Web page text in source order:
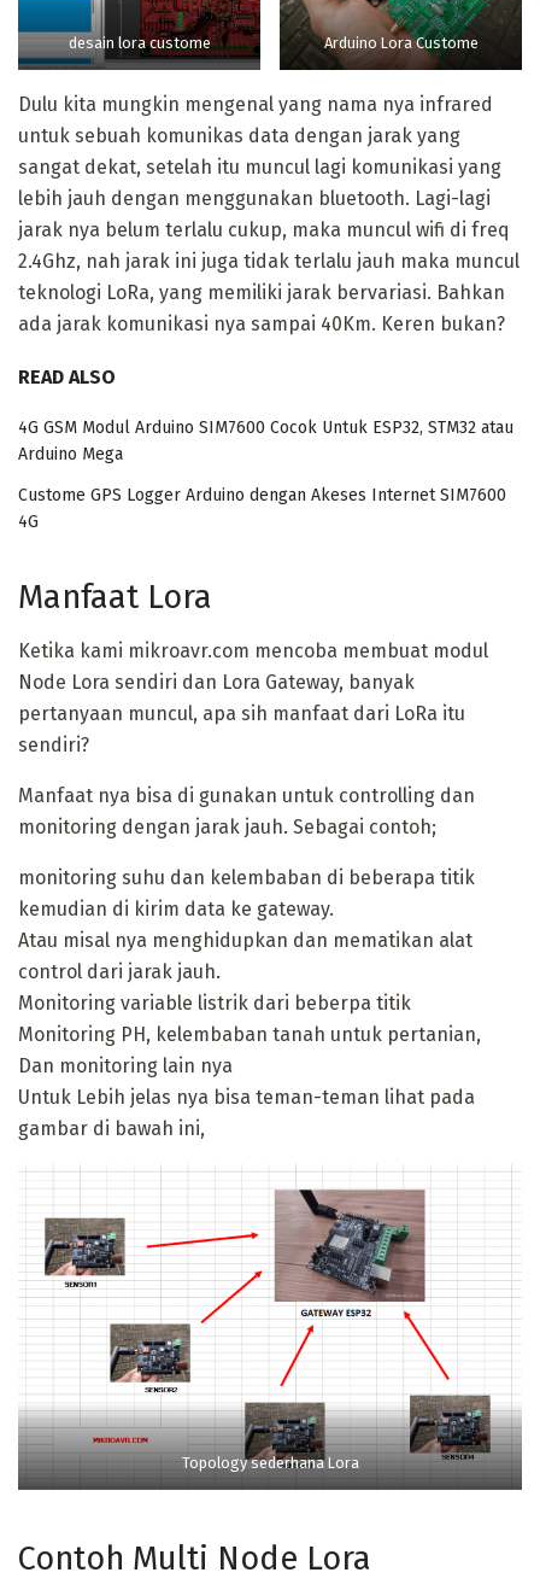
desain lora custome Arduino Lora Custome
Dulu kita mungkin mengenal yang nama nya infrared
untuk sebuah komunikas data dengan jarak yang
sangat dekat, setelah itu muncul lagi komunikasi yang
lebih jauh dengan menggunakan bluetooth. Lagi-lagi
jarak nya belum terlalu cukup, maka muncul wifi di freq
2.4Ghz, nah jarak ini juga tidak terlalu jauh maka muncul
teknologi LoRa, yang memiliki jarak bervariasi. Bahkan
ada jarak komunikasi nya sampai 40Km. Keren bukan?
READ ALSO
4G GSM Modul Arduino SIM7600 Cocok Untuk ESP32, STM32 atau
Arduino Mega
Custome GPS Logger Arduino dengan Akeses Internet SIM7600
4G
Manfaat Lora
Ketika kami mikroavr.com mencoba membuat modul
Node Lora sendiri dan Lora Gateway, banyak
pertanyaan muncul, apa sih manfaat dari LoRa itu
sendiri?
Manfaat nya bisa di gunakan untuk controlling dan
monitoring dengan jarak jauh. Sebagai contoh;
monitoring suhu dan kelembaban di beberapa titik
kemudian di kirim data ke gateway.
Atau misal nya menghidupkan dan mematikan alat
control dari jarak jauh.
Monitoring variable listrik dari beberpa titik
Monitoring PH, kelembaban tanah untuk pertanian,
Dan monitoring lain nya
Untuk Lebih jelas nya bisa teman-teman lihat pada
gambar di bawah ini,
Topology sederhana Lora
Contoh Multi Node Lora